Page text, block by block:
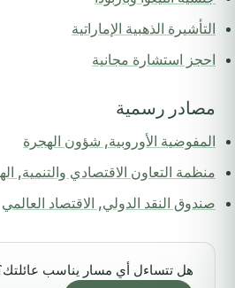
التأشيرة الذهبية الإماراتية
احجز استشارة مجانية
مصادر رسمية
المفوضية الأوروبية, شؤون الهجرة
منظمة التعاون الاقتصادي والتنمية,
صندوق النقد الدولي, الاقتصاد العالمي
هل تتساءل أي مسار يناسب